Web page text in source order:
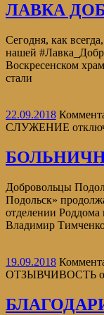
ЛАВКА
Сегодня, как
нашей
Воскресенском
стали
22.09.2018
СЛУЖЕНИЕ
Добровольцы
Подольск»
отделении Роддома
Владимир
19.09.2018
ОТЗЫВЧИВОСТЬ